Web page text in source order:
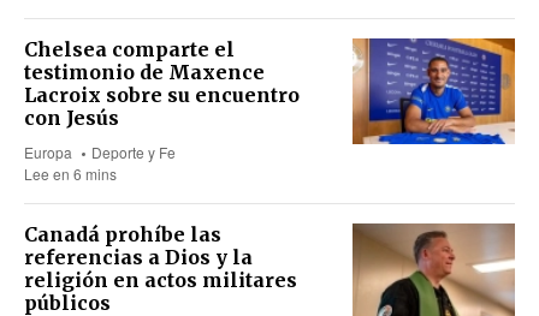
Chelsea comparte el
testimonio de Maxence
Lacroix sobre su encuentro
con Jesús
Europa
Deporte y Fe
Lee en 6 mins
Canadá prohíbe las
referencias a Dios y la
religión en actos militares
públicos